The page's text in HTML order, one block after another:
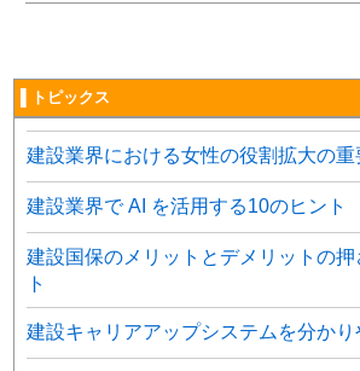
▌トピックス
建設業界における女性の役割拡大の重
建設業界で AI を活用する10のヒント
建設国保のメリットとデメリットの
ト
建設キャリアアップシステムを分かり